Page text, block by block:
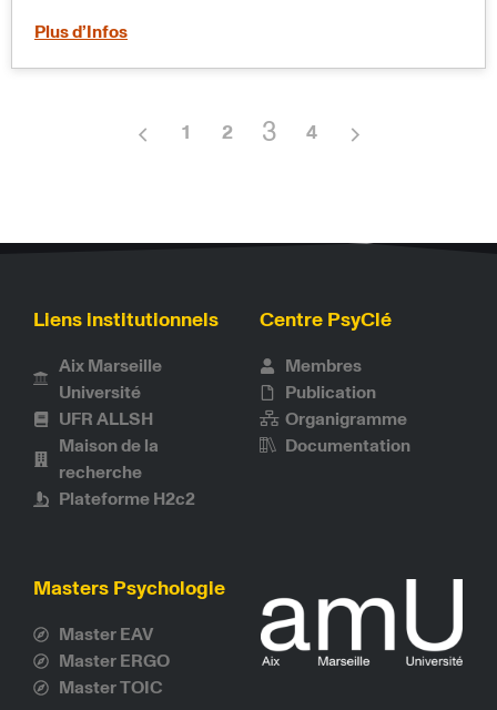
Plus d’Infos
1 2 3 4
Liens institutionnels
Aix Marseille
Université
UFR ALLSH
Maison de la
recherche
Plateforme H2c2
Centre PsyClé
Membres
Publication
Organigramme
Documentation
Masters Psychologie
Master EAV
Master ERGO
Master TOIC